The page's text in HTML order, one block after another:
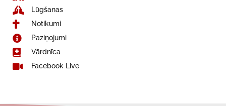
Lūgšanas
Notikumi
Paziņojumi
Vārdnīca
Facebook Live